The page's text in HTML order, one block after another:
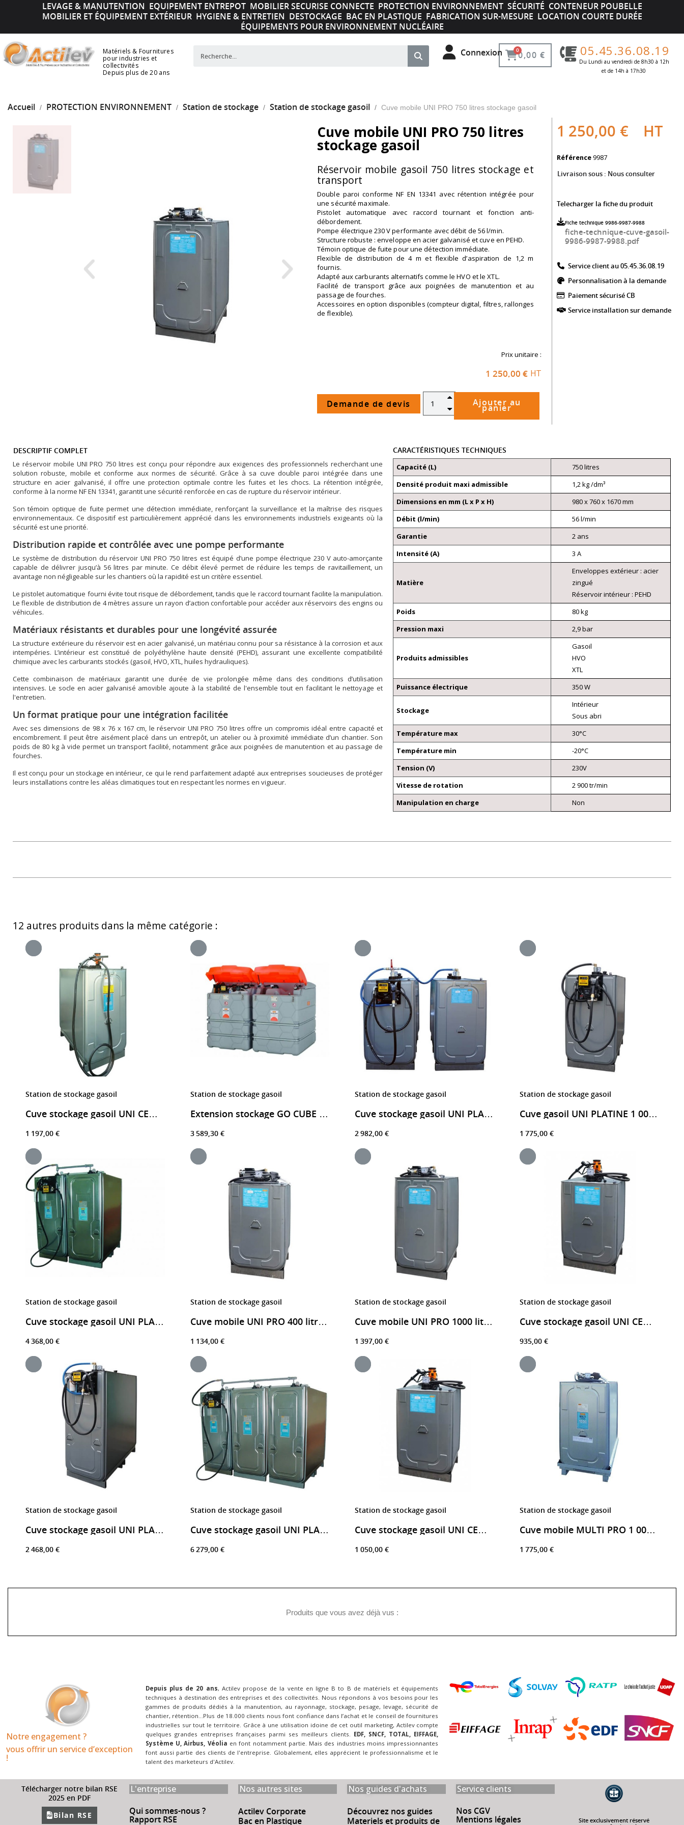
LEVAGE & MANUTENTION EQUIPEMENT ENTREPOT MOBILIER SECURISE CONNECTE PROTECTION ENVIRONNEMENT SÉCURITÉ CONTENEUR POUBELLE
MOBILIER ET ÉQUIPEMENT EXTÉRIEUR HYGIENE & ENTRETIEN DESTOCKAGE BAC EN PLASTIQUE FABRICATION SUR-MESURE LOCATION COURTE DURÉE
ÉQUIPEMENTS POUR ENVIRONNEMENT NUCLÉAIRE
Matériels & Fournitures
pour industries et
collectivités
Depuis plus de 20 ans
Connexion 0,00 € 05.45.36.08.19
Du Lundi au vendredi de 8h30 à 12h
et de 14h à 17h30 ​
Accueil PROTECTION ENVIRONNEMENT Station de stockage Station de stockage gasoil Cuve mobile UNI PRO 750 litres stockage gasoil
Cuve mobile UNI PRO 750 litres
stockage gasoil
Réservoir mobile gasoil 750 litres stockage et
transport
Double paroi conforme NF EN 13341 avec rétention intégrée pour
une sécurité maximale.
Pistolet automatique avec raccord tournant et fonction anti-
débordement.
Pompe électrique 230 V performante avec débit de 56 l/min.
Structure robuste : enveloppe en acier galvanisé et cuve en PEHD.
Témoin optique de fuite pour une détection immédiate.
Flexible de distribution de 4 m et flexible d’aspiration de 1,2 m
fournis.
Adapté aux carburants alternatifs comme le HVO et le XTL.
Facilité de transport grâce aux poignées de manutention et au
passage de fourches.
Accessoires en option disponibles (compteur digital, filtres, rallonges
de flexible).
Prix unitaire :
1 250,00 € HT
Demande de devis Ajouter au
panier
1 250,00 € HT
Référence 9987
Livraison sous : Nous consulter
Telecharger la fiche du produit
Fiche technique 9986-9987-9988
fiche-technique-cuve-gasoil-
9986-9987-9988.pdf
Service client au 05.45.36.08.19​
Personnalisation à la demande
Paiement sécurisé CB​
Service installation sur demande
DESCRIPTIF COMPLET
Le réservoir mobile UNI PRO 750 litres est conçu pour répondre aux exigences des professionnels recherchant une
solution robuste, mobile et conforme aux normes de sécurité. Grâce à sa cuve double paroi intégrée dans une
structure en acier galvanisé, il offre une protection optimale contre les fuites et les chocs. La rétention intégrée,
conforme à la norme NF EN 13341, garantit une sécurité renforcée en cas de rupture du réservoir intérieur.
Son témoin optique de fuite permet une détection immédiate, renforçant la surveillance et la maîtrise des risques
environnementaux. Ce dispositif est particulièrement apprécié dans les environnements industriels exigeants où la
sécurité est une priorité.
Distribution rapide et contrôlée avec une pompe performante
Le système de distribution du réservoir UNI PRO 750 litres est équipé d’une pompe électrique 230 V auto-amorçante
capable de délivrer jusqu’à 56 litres par minute. Ce débit élevé permet de réduire les temps de ravitaillement, un
avantage non négligeable sur les chantiers où la rapidité est un critère essentiel.
Le pistolet automatique fourni évite tout risque de débordement, tandis que le raccord tournant facilite la manipulation.
Le flexible de distribution de 4 mètres assure un rayon d’action confortable pour accéder aux réservoirs des engins ou
véhicules.
Matériaux résistants et durables pour une longévité assurée
La structure extérieure du réservoir est en acier galvanisé, un matériau connu pour sa résistance à la corrosion et aux
intempéries. L’intérieur est constitué de polyéthylène haute densité (PEHD), assurant une excellente compatibilité
chimique avec les carburants stockés (gasoil, HVO, XTL, huiles hydrauliques).
Cette combinaison de matériaux garantit une durée de vie prolongée même dans des conditions d’utilisation
intensives. Le socle en acier galvanisé amovible ajoute à la stabilité de l'ensemble tout en facilitant le nettoyage et
l'entretien.
Un format pratique pour une intégration facilitée
Avec ses dimensions de 98 x 76 x 167 cm, le réservoir UNI PRO 750 litres offre un compromis idéal entre capacité et
encombrement. Il peut être aisément placé dans un entrepôt, un atelier ou à proximité immédiate d’un chantier. Son
poids de 80 kg à vide permet un transport facilité, notamment grâce aux poignées de manutention et au passage de
fourches.
Il est conçu pour un stockage en intérieur, ce qui le rend parfaitement adapté aux entreprises soucieuses de protéger
leurs installations contre les aléas climatiques tout en respectant les normes en vigueur.
CARACTÉRISTIQUES TECHNIQUES
Capacité (L)
750 litres
Densité produit maxi admissible
1,2 kg /dm³
Dimensions en mm (L x P x H)
980 x 760 x 1670 mm
Débit (l/min)
56 l/min
Garantie
2 ans
Intensité (A)
3 A
Matière
Enveloppes extérieur : acier
zingué
Réservoir intérieur : PEHD
Poids
80 kg
Pression maxi
2,9 bar
Produits admissibles
Gasoil
HVO
XTL
Puissance électrique
350 W
Stockage
Intérieur
Sous abri
Température max
30°C
Température min
-20°C
Tension (V)
230V
Vitesse de rotation
2 900 tr/min
Manipulation en charge
Non
12 autres produits dans la même catégorie :
Station de stockage gasoil
Cuve stockage gasoil UNI CENTRI 1000 litres
1 197,00 €
Station de stockage gasoil
Extension stockage GO CUBE 2500 litres
3 589,30 €
Station de stockage gasoil
Cuve stockage gasoil UNI PLATINE 2000 litres
2 982,00 €
Station de stockage gasoil
Cuve gasoil UNI PLATINE 1 000L 9597A – avec compteur
1 775,00 €
Station de stockage gasoil
Cuve stockage gasoil UNI PLATINE 3000 litres
4 368,00 €
Station de stockage gasoil
Cuve mobile UNI PRO 400 litres stockage gasoil
1 134,00 €
Station de stockage gasoil
Cuve mobile UNI PRO 1000 litres stockage gasoil
1 397,00 €
Station de stockage gasoil
Cuve stockage gasoil UNI CENTRI 400 litres
935,00 €
Station de stockage gasoil
Cuve stockage gasoil UNI PLATINE 1500 litres
2 468,00 €
Station de stockage gasoil
Cuve stockage gasoil UNI PLATINE 4500 litres
6 279,00 €
Station de stockage gasoil
Cuve stockage gasoil UNI CENTRI 750 litres
1 050,00 €
Station de stockage gasoil
Cuve mobile MULTI PRO 1 000 litres fuel / gasoil
1 775,00 €
Produits que vous avez déjà vus :
Notre engagement ?
vous offrir un service d’exception
!​
Depuis plus de 20 ans, Actilev propose de la vente en ligne B to B de matériels et équipements
techniques à destination des entreprises et des collectivités. Nous répondons à vos besoins pour les
gammes de produits dédiés à la manutention, au rayonnage, stockage, pesage, levage, sécurité de
chantier, rétention...Plus de 18.000 clients nous font confiance dans l’achat et le conseil de fournitures
industrielles sur tout le territoire. Grâce à une utilisation idoine de cet outil marketing, Actilev compte
quelques grandes entreprises françaises parmi ses meilleurs clients. EDF, SNCF, TOTAL, EIFFAGE,
Système U, Airbus, Véolia en font notamment partie. Mais des industries moins impressionnantes
font aussi partie des clients de l'entreprise. Globalement, elles apprécient le professionnalisme et le
talent des marketeurs d'Actilev.
Télécharger notre bilan RSE
2025 en PDF
Bilan RSE
L'entreprise
Qui sommes-nous ?
Rapport RSE
Nos autres sites
Actilev Corporate
Bac en Plastique
Nos guides d'achats
Découvrez nos guides
Materiels et produits de
Service clients
Nos CGV
Mentions légales
Site exclusivement réservé